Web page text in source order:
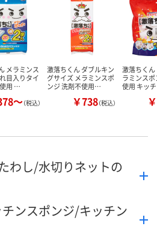
メラミンス
目入りタイ
用 …
～（税込）
激落ちくん ダブルキン
グサイズ メラミンスポ
ンジ 洗剤不使用…
￥738（税込）
激落ちくん
ラミンス
使用 キッ
わし/水切りネットの
ンスポンジ/キッチン